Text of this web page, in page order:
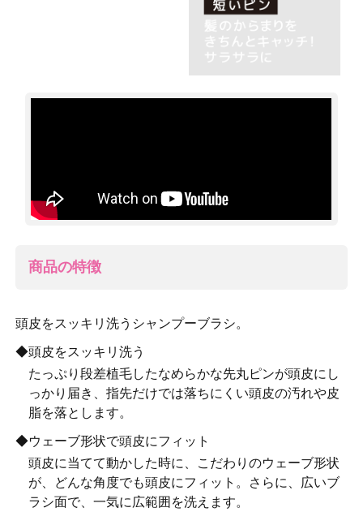
商品の特徴
頭皮をスッキリ洗うシャンプーブラシ。
◆頭皮をスッキリ洗う
たっぷり段差植毛したなめらかな先丸ピンが頭皮にし
っかり届き、指先だけでは落ちにくい頭皮の汚れや皮
脂を落とします。
◆ウェーブ形状で頭皮にフィット
頭皮に当てて動かした時に、こだわりのウェーブ形状
が、どんな角度でも頭皮にフィット。さらに、広いブ
ラシ面で、一気に広範囲を洗えます。